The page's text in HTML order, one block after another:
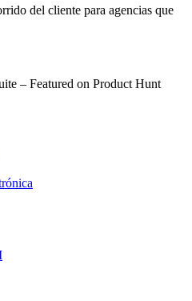
del cliente para agencias que